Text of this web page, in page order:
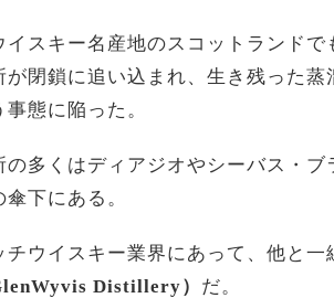
イスキー名産地のスコットランド
が閉鎖に追い込まれ、生き残った
態に陥った。
の多くはディアジオやシーバス・
下にある。
チウイスキー業界にあって、他と一
Distillery） だ。